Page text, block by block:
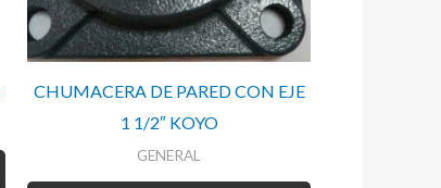
CHUMACERA DE PARED CON EJE
1 1/2″ KOYO
GENERAL